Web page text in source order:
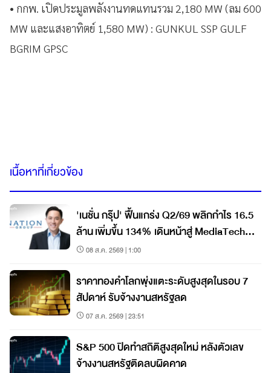
• กกพ. เปิดประมูลพลังงานทดแทนรวม 2,180 MW (ลม 600
MW และแสงอาทิตย์ 1,580 MW) : GUNKUL SSP GULF
BGRIM GPSC
เนื้อหาที่เกี่ยวข้อง
'เนชั่น กรุ๊ป' ฟื้นแกร่ง Q2/69 พลิกกำไร 16.5
ล้าน เพิ่มขึ้น 134% เดินหน้าสู่ MediaTech
เต็มรูปแบบ
08 ส.ค. 2569 | 1:00
ราคาทองคำโลกพุ่งแตะระดับสูงสุดในรอบ 7
สัปดาห์ รับจ้างงานสหรัฐลด
07 ส.ค. 2569 | 23:51
S&P 500 ปิดทำสถิติสูงสุดใหม่ หลังตัวเลข
จ้างงานสหรัฐติดลบผิดคาด